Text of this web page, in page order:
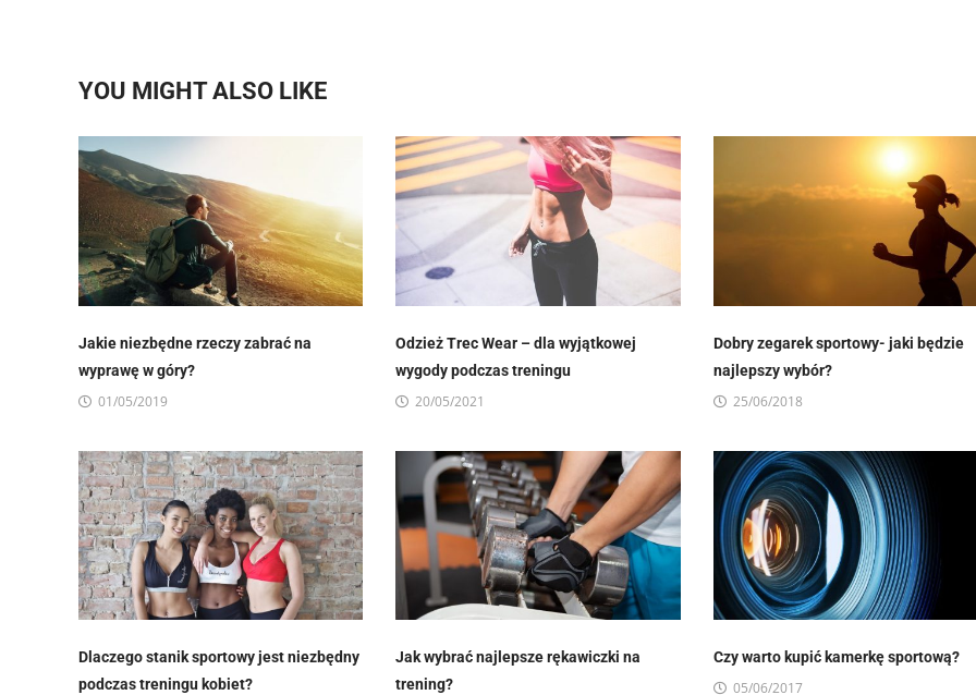
YOU MIGHT ALSO LIKE
Jakie niezbędne rzeczy zabrać na
wyprawę w góry?
01/05/2019
Odzież Trec Wear – dla wyjątkowej
wygody podczas treningu
20/05/2021
Dobry zegarek sportowy- jaki będzie
najlepszy wybór?
25/06/2018
Dlaczego stanik sportowy jest niezbędny
podczas treningu kobiet?
Jak wybrać najlepsze rękawiczki na
trening?
Czy warto kupić kamerkę sportową?
05/06/2017